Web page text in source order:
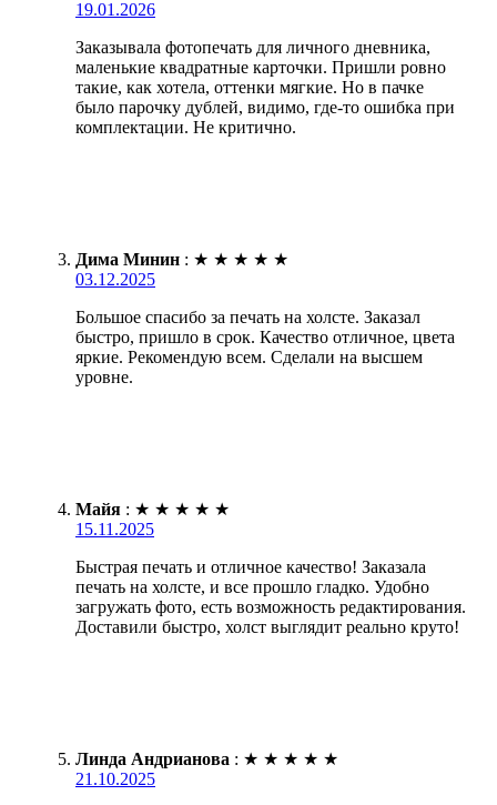
19.01.2026
Заказывала фотопечать для личного дневника,
маленькие квадратные карточки. Пришли ровно
такие, как хотела, оттенки мягкие. Но в пачке
было парочку дублей, видимо, где-то ошибка при
комплектации. Не критично.
Дима Минин : ★ ★ ★ ★ ★
03.12.2025
Большое спасибо за печать на холсте. Заказал
быстро, пришло в срок. Качество отличное, цвета
яркие. Рекомендую всем. Сделали на высшем
уровне.
Майя : ★ ★ ★ ★ ★
15.11.2025
Быстрая печать и отличное качество! Заказала
печать на холсте, и все прошло гладко. Удобно
загружать фото, есть возможность редактирования.
Доставили быстро, холст выглядит реально круто!
Линда Андрианова : ★ ★ ★ ★ ★
21.10.2025